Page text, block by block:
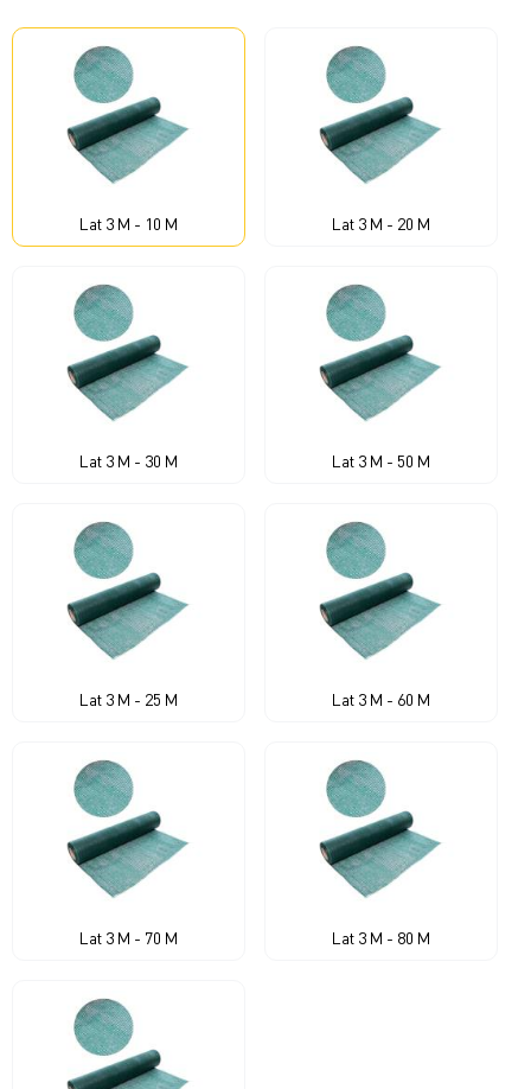
Lat 3 M - 10 M Lat 3 M - 20 M
Lat 3 M - 30 M Lat 3 M - 50 M
Lat 3 M - 25 M Lat 3 M - 60 M
Lat 3 M - 70 M Lat 3 M - 80 M